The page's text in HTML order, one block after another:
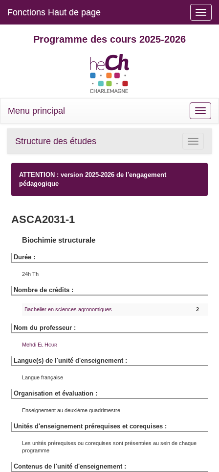
Toggle
Fonctions Haut de page
Programme des cours 2025-2026
Toggle
Menu principal
Toggle
Structure des études
ATTENTION : version 2025-2026 de l'engagement
pédagogique
ASCA2031-1
Biochimie structurale
Durée :
24h Th
Nombre de crédits :
Bachelier en sciences agronomiques 2
Nom du professeur :
Mehdi El Hour
Langue(s) de l'unité d'enseignement :
Langue française
Organisation et évaluation :
Enseignement au deuxième quadrimestre
Unités d'enseignement prérequises et corequises :
Les unités prérequises ou corequises sont présentées au sein de chaque
programme
Contenus de l'unité d'enseignement :